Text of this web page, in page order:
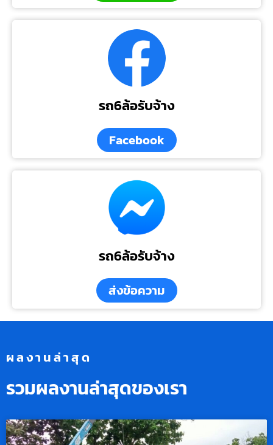
รถ6ล้อรับจ้าง
Facebook
รถ6ล้อรับจ้าง
ส่งข้อความ
ผลงานล่าสุด
รวมผลงานล่าสุดของเรา